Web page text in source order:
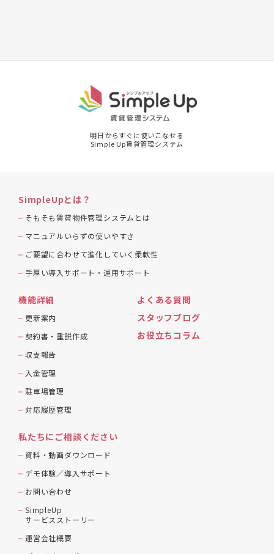
明日からすぐに使いこなせる
Simple Up賃貸管理システム
SimpleUpとは？
そもそも賃貸物件管理システムとは
マニュアルいらずの使いやすさ
ご要望に合わせて進化していく柔軟性
手厚い導入サポート・運用サポート
機能詳細
更新案内
契約書・重説作成
収支報告
入金管理
駐車場管理
対応履歴管理
よくある質問
スタッフブログ
お役立ちコラム
私たちにご相談ください
資料・動画ダウンロード
デモ体験／導入サポート
お問い合わせ
SimpleUp
サービスストーリー
運営会社概要